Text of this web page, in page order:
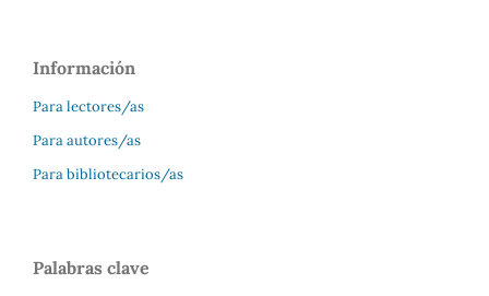
Información
Para lectores/as
Para autores/as
Para bibliotecarios/as
Palabras clave